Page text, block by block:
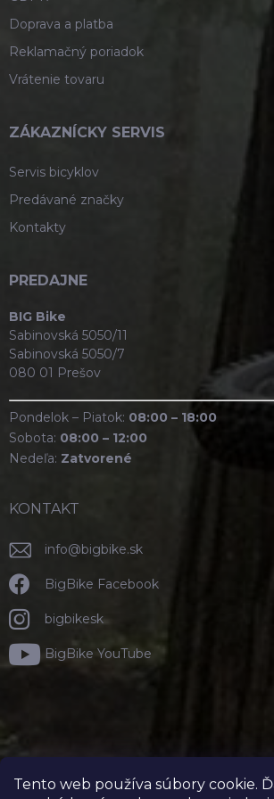
Tento web používa súbory cookie.
Doprava a platba
Reklamačný poriadok
Vrátenie tovaru
ZÁKAZNÍCKY SERVIS
Servis bicyklov
Predávané značky
Kontakty
PREDAJNE
BIG Bike
Sabinovská 5050/11
Sabinovská 5050/7
080 01 Prešov
Pondelok – Piatok: 08:00 – 18:00
Sobota: 08:00 – 12:00
Nedeľa: Zatvorené
KONTAKT
info@bigbike.sk
BigBike Facebook
bigbikesk
BigBike YouTube